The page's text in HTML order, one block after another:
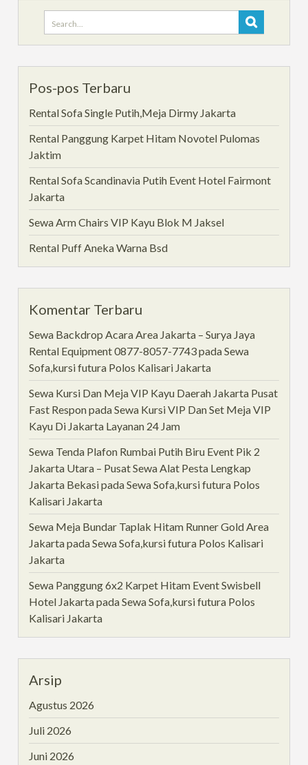
Search
for:
Pos-pos Terbaru
Rental Sofa Single Putih,Meja Dirmy Jakarta
Rental Panggung Karpet Hitam Novotel Pulomas
Jaktim
Rental Sofa Scandinavia Putih Event Hotel Fairmont
Jakarta
Sewa Arm Chairs VIP Kayu Blok M Jaksel
Rental Puff Aneka Warna Bsd
Komentar Terbaru
Sewa Backdrop Acara Area Jakarta – Surya Jaya
Rental Equipment 0877-8057-7743padaSewa
Sofa,kursi futura Polos Kalisari Jakarta
Sewa Kursi Dan Meja VIP Kayu Daerah Jakarta Pusat
Fast ResponpadaSewa Kursi VIP Dan Set Meja VIP
Kayu Di Jakarta Layanan 24 Jam
Sewa Tenda Plafon Rumbai Putih Biru Event Pik 2
Jakarta Utara – Pusat Sewa Alat Pesta Lengkap
Jakarta BekasipadaSewa Sofa,kursi futura Polos
Kalisari Jakarta
Sewa Meja Bundar Taplak Hitam Runner Gold Area
JakartapadaSewa Sofa,kursi futura Polos Kalisari
Jakarta
Sewa Panggung 6x2 Karpet Hitam Event Swisbell
Hotel JakartapadaSewa Sofa,kursi futura Polos
Kalisari Jakarta
Arsip
Agustus 2026
Juli 2026
Juni 2026